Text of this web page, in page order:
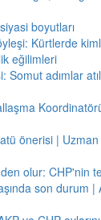
boyutları
Kürtlerde
eğilimleri
Somut adımlar
önerisi |
olur: CHP'nin
son durum |